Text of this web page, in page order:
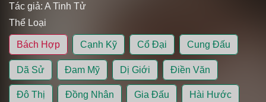
Tác giả: A Tinh Tử
Thể Loại
Bách Hợp Cạnh Kỹ Cổ Đại Cung Đấu
Dã Sử Đam Mỹ Dị Giới Điền Văn
Đô Thị Đồng Nhân Gia Đấu Hài Hước